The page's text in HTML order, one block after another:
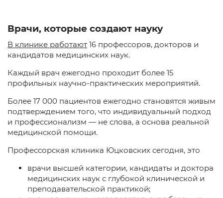
Врачи, которые создают науку
В клинике работают 16 профессоров, докторов и
кандидатов медицинских наук.
Каждый врач ежегодно проходит более 15
профильных научно-практических мероприятий.
Более 17 000 пациентов ежегодно становятся живым
подтверждением того, что индивидуальный подход
и профессионализм — не слова, а основа реальной
медицинской помощи.
Профессорская клиника Юцковских сегодня, это
врачи высшей категории, кандидаты и доктора
медицинских наук с глубокой клинической и
преподавательской практикой;